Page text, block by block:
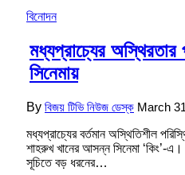
বিনোদন
মধ্যপ্রাচ্যের
সিনেমায়
By বিজয় টিভি নিউজ ডেস্ক March
মধ্যপ্রাচ্যের বর্তমান অস্থিতিশীল
শাহরুখ খানের আসন্ন সিনেমা ‘কিং’-এ।
সূচিতে বড় ধরনের…